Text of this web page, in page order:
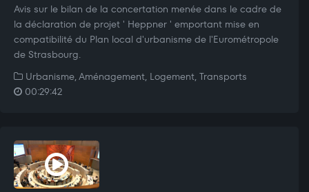
Avis sur le bilan de la concertation menée dans le cadre de
la déclaration de projet ' Heppner ' emportant mise en
compatibilité du Plan local d'urbanisme de l'Eurométropole
de Strasbourg.
Urbanisme, Aménagement, Logement, Transports
00:29:42